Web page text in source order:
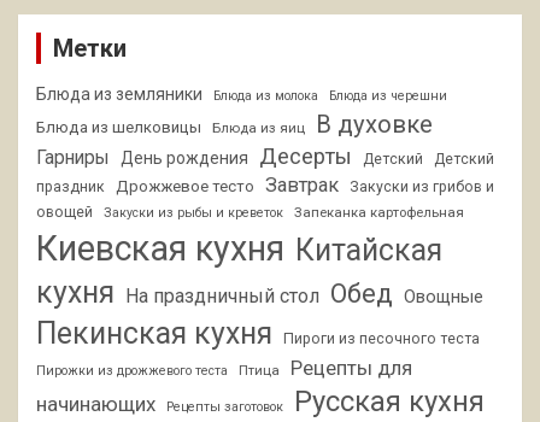
Метки
Блюда из земляники Блюда из молока Блюда из черешни
Блюда из шелковицы Блюда из яиц В духовке
Гарниры День рождения Десерты Детский
Детский
праздник
Дрожжевое тесто Завтрак
Закуски из грибов и
овощей
Закуски из рыбы и креветок Запеканка картофельная
Киевская кухня Китайская
кухня На праздничный стол Обед Овощные
Пекинская кухня Пироги из песочного теста
Пирожки из дрожжевого теста Птица
Рецепты для
начинающих
Рецепты заготовок Русская кухня